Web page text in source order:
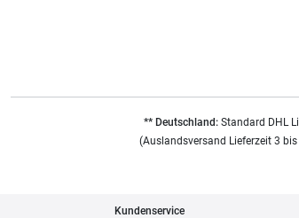
** Deutschland:Standard DHL
(Auslandsversand Lieferzeit 3
Kundenservice